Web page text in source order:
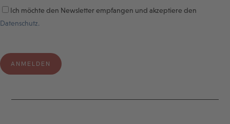
Ich möchte den Newsletter empfangen und akzeptiere den
Datenschutz.